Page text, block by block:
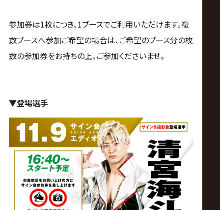
ト
参加券は1枚につき、1ブースでご利用いただけます。複
数ブースへ参加ご希望の場合は、ご希望のブース分の枚
数の参加券をお持ちの上、ご参加くださいませ。
▼登場選手